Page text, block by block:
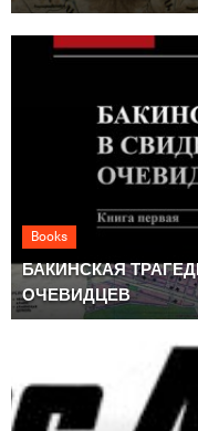
Books
БАКИНСКАЯ
ОЧЕВИДЦЕВ